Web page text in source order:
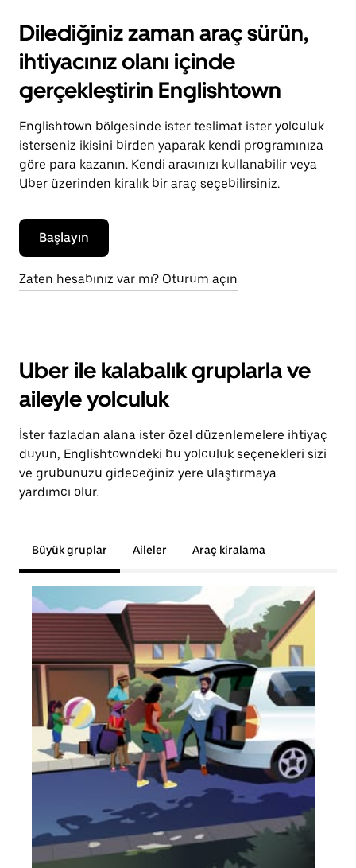
Dilediğiniz zaman araç sürün,
ihtiyacınız olanı içinde
gerçekleştirin Englishtown
Englishtown bölgesinde ister teslimat ister yolculuk
isterseniz ikisini birden yaparak kendi programınıza
göre para kazanın. Kendi aracınızı kullanabilir veya
Uber üzerinden kiralık bir araç seçebilirsiniz.
Başlayın
Zaten hesabınız var mı? Oturum açın
Uber ile kalabalık gruplarla ve
aileyle yolculuk
İster fazladan alana ister özel düzenlemelere ihtiyaç
duyun, Englishtown'deki bu yolculuk seçenekleri sizi
ve grubunuzu gideceğiniz yere ulaştırmaya
yardımcı olur.
Büyük gruplar Aileler Araç kiralama